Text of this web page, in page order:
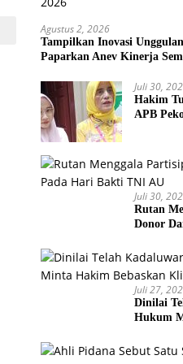
Agustus 2, 2026
Tampilkan Inovasi
Paparkan Anev Kinerja
Juli 30,
Hakim
APB
Juli 30,
Rutan
Donor
Juli 27,
Dinilai
Hukum